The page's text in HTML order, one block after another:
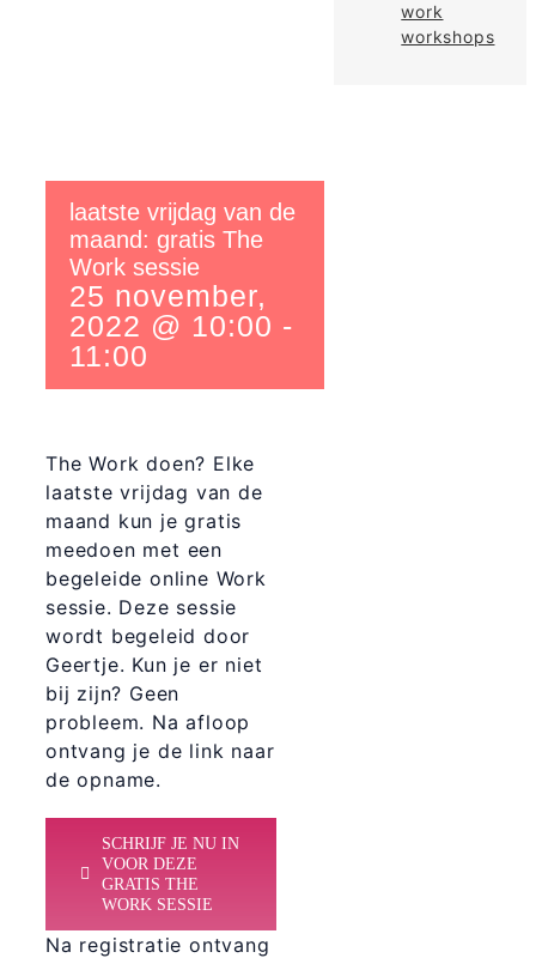
laatste vrijdag van de
maand: gratis The
Work sessie
25 november,
2022 @ 10:00 -
11:00
The Work doen? Elke
laatste vrijdag van de
maand kun je gratis
meedoen met een
begeleide online Work
sessie. Deze sessie
wordt begeleid door
Geertje. Kun je er niet
bij zijn? Geen
probleem. Na afloop
ontvang je de link naar
de opname.
SCHRIJF JE NU IN
VOOR DEZE
GRATIS THE
WORK SESSIE
Na registratie ontvang
work
workshops